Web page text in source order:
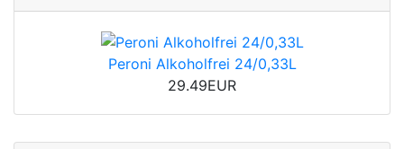
Peroni Alkoholfrei 24/0,33L
29.49EUR